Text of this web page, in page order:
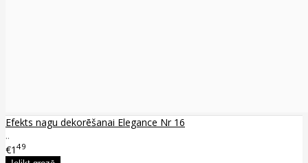
Efekts nagu dekorēšanai Elegance Nr 16
..
€1 49